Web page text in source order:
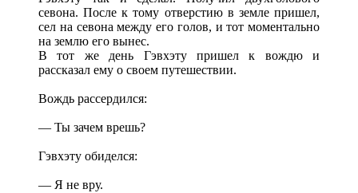
севона. После к тому отверстию в земле пришел,
сел на севона между его голов, и тот моментально
на землю его вынес.
В тот же день Гэвхэту пришел к вождю и
рассказал ему о своем путешествии.
Вождь рассердился:
— Ты зачем врешь?
Гэвхэту обиделся:
— Я не вру.